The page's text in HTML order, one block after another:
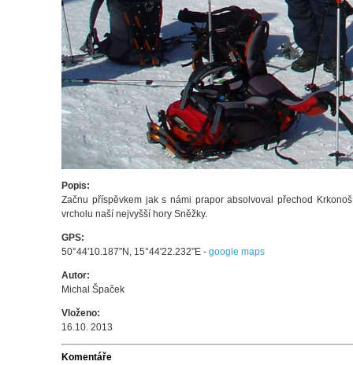
Popis:
Začnu příspěvkem jak s námi prapor absolvoval přechod
vrcholu naší nejvyšší hory Sněžky.
GPS:
50°44'10.187"N, 15°44'22.232"E -google maps
Autor:
Michal Špaček
Vloženo:
16.10. 2013
Komentáře